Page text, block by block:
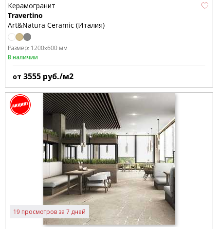
Керамогранит
Travertino
Art&Natura Ceramic (Италия)
Размер: 1200x600 мм
В наличии
от 3555 руб./м2
19 просмотров за 7 дней